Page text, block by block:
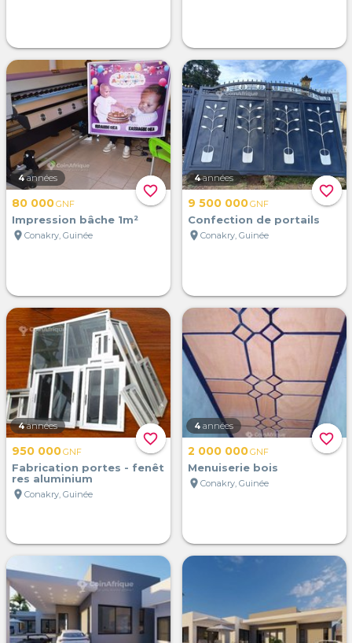
favorite_border
4 années
80 000GNF
Impression bâche 1m²
location_on Conakry, Guinée
favorite_border
4 années
9 500 000GNF
Confection de portails
location_on Conakry, Guinée
favorite_border
4 années
950 000GNF
Fabrication portes - fenêt
res aluminium
location_on Conakry, Guinée
favorite_border
4 années
2 000 000GNF
Menuiserie bois
location_on Conakry, Guinée